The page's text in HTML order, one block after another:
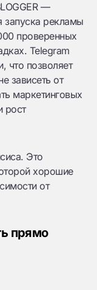
—
запуска рекламы
проверенных
Telegram
что позволяет
зависеть от
маркетинговых
рост
Это
хорошие
от
прямо